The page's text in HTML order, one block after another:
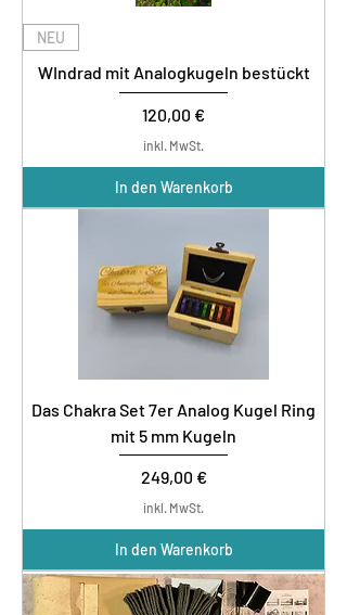
NEU
WIndrad mit Analogkugeln bestückt
Preis
120,00 €
inkl. MwSt.
In den Warenkorb
Das Chakra Set 7er Analog Kugel Ring
mit 5 mm Kugeln
Preis
249,00 €
inkl. MwSt.
In den Warenkorb